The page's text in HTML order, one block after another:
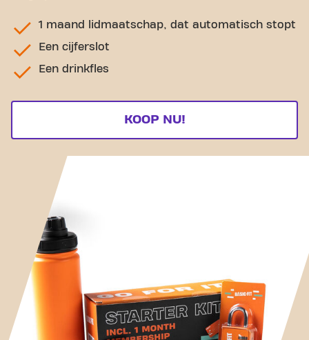
1 maand lidmaatschap, dat automatisch stopt
Een cijferslot
Een drinkfles
KOOP NU!